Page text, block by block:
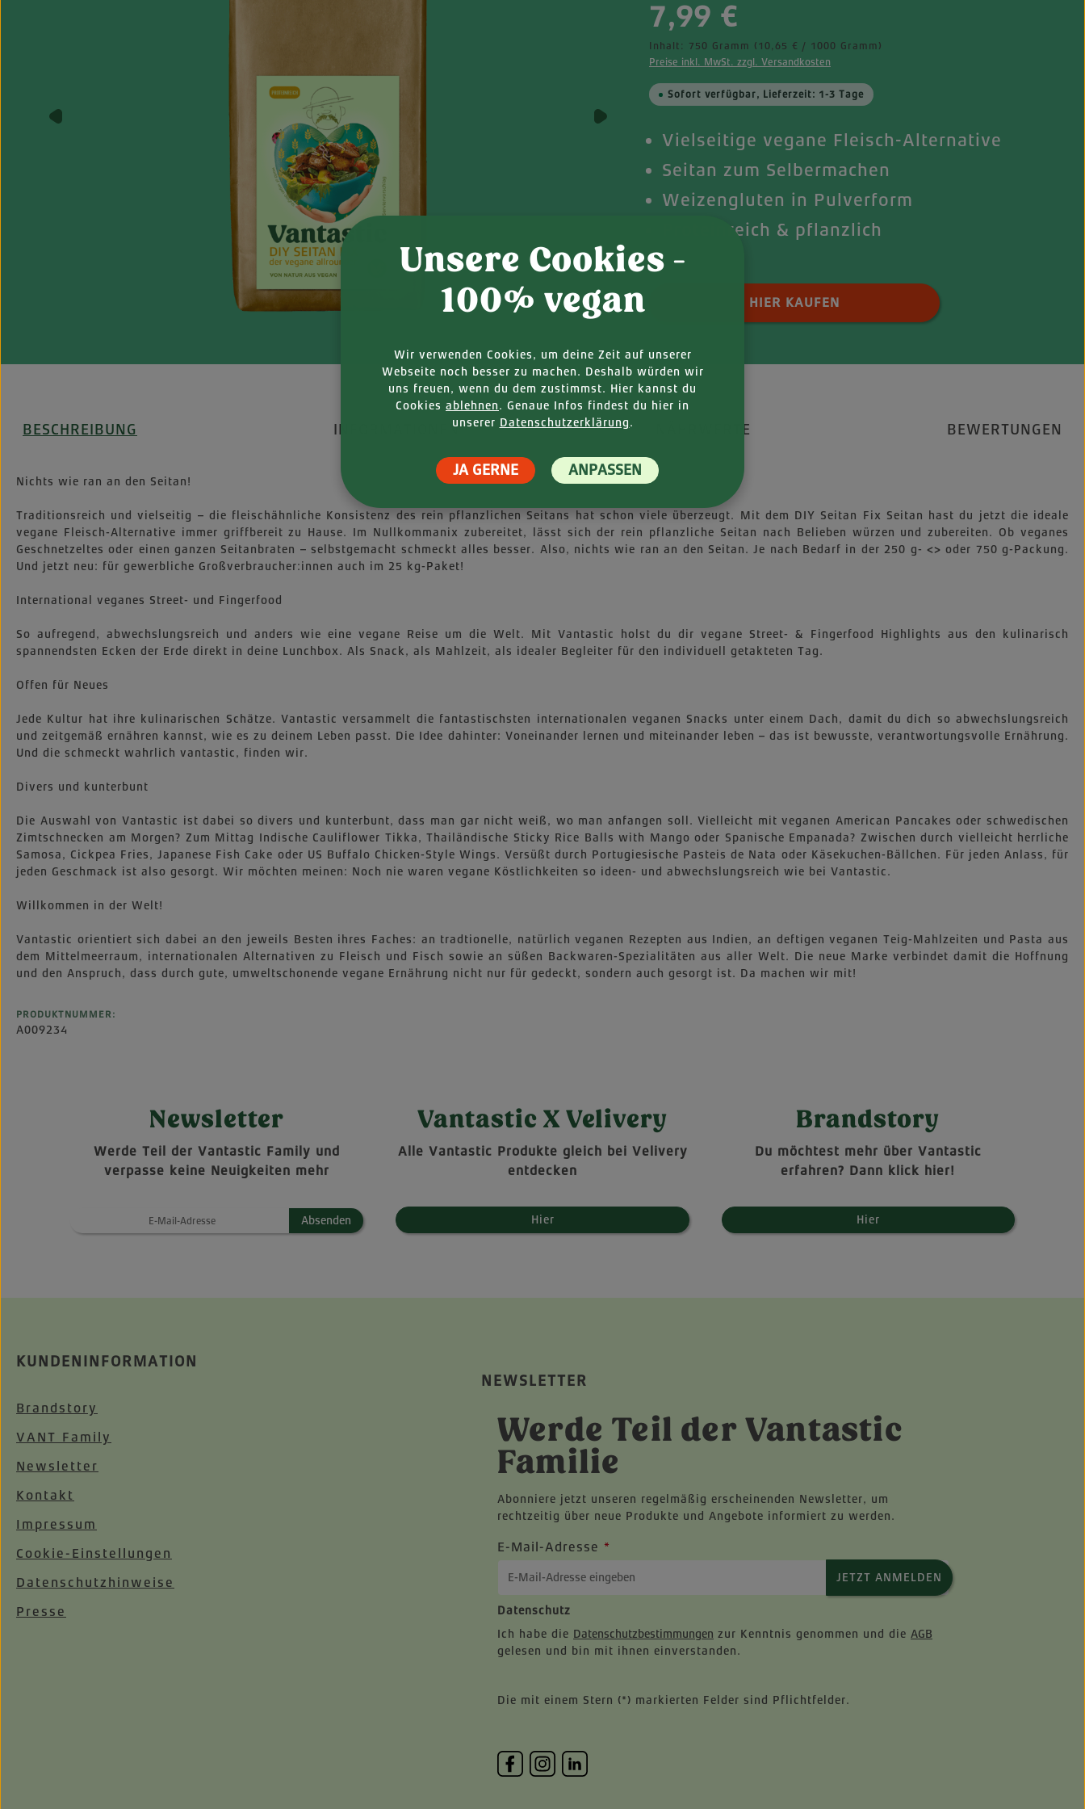
7,99 €
Inhalt: 750 Gramm (10,65 € / 1000 Gramm)
Preise inkl. MwSt. zzgl. Versandkosten
Vielseitige vegane Fleisch-Alternative
Seitan zum Selbermachen
Weizengluten in Pulverform
Proteinreich & pflanzlich
Sofort verfügbar, Lieferzeit: 1-3 Tage
Produkt Anzahl: Gib den gewünschten
HIER KAUFEN
BESCHREIBUNG INFORMATIONEN NÄHRWERTE BEWERTUNGEN
Nichts wie ran an den Seitan!
Traditionsreich und vielseitig – die fleischähnliche Konsistenz des rein pflanzlichen Seitans hat schon viele überzeugt. Mit dem DIY Seitan Fix Seitan hast du jetzt die ideale
vegane Fleisch-Alternative immer griffbereit zu Hause. Im Nullkommanix zubereitet, lässt sich der rein pflanzliche Seitan nach Belieben würzen und zubereiten. Ob veganes
Geschnetzeltes oder einen ganzen Seitanbraten – selbstgemacht schmeckt alles besser. Also, nichts wie ran an den Seitan. Je nach Bedarf in der 250 g- <> oder 750 g-Packung.
Und jetzt neu: für gewerbliche Großverbraucher:innen auch im 25 kg-Paket!
International veganes Street- und Fingerfood
So aufregend, abwechslungsreich und anders wie eine vegane Reise um die Welt. Mit Vantastic holst du dir vegane Street- & Fingerfood Highlights aus den kulinarisch
spannendsten Ecken der Erde direkt in deine Lunchbox. Als Snack, als Mahlzeit, als idealer Begleiter für den individuell getakteten Tag.
Offen für Neues
Jede Kultur hat ihre kulinarischen Schätze. Vantastic versammelt die fantastischsten internationalen veganen Snacks unter einem Dach, damit du dich so abwechslungsreich
und zeitgemäß ernähren kannst, wie es zu deinem Leben passt. Die Idee dahinter: Voneinander lernen und miteinander leben – das ist bewusste, verantwortungsvolle Ernährung.
Und die schmeckt wahrlich vantastic, finden wir.
Divers und kunterbunt
Die Auswahl von Vantastic ist dabei so divers und kunterbunt, dass man gar nicht weiß, wo man anfangen soll. Vielleicht mit veganen American Pancakes oder schwedischen
Zimtschnecken am Morgen? Zum Mittag Indische Cauliflower Tikka, Thailändische Sticky Rice Balls with Mango oder Spanische Empanada? Zwischen durch vielleicht herrliche
Samosa, Cickpea Fries, Japanese Fish Cake oder US Buffalo Chicken-Style Wings. Versüßt durch Portugiesische Pasteis de Nata oder Käsekuchen-Bällchen. Für jeden Anlass, für
jeden Geschmack ist also gesorgt. Wir möchten meinen: Noch nie waren vegane Köstlichkeiten so ideen- und abwechslungsreich wie bei Vantastic.
Willkommen in der Welt!
Vantastic orientiert sich dabei an den jeweils Besten ihres Faches: an tradtionelle, natürlich veganen Rezepten aus Indien, an deftigen veganen Teig-Mahlzeiten und Pasta aus
dem Mittelmeerraum, internationalen Alternativen zu Fleisch und Fisch sowie an süßen Backwaren-Spezialitäten aus aller Welt. Die neue Marke verbindet damit die Hoffnung
und den Anspruch, dass durch gute, umweltschonende vegane Ernährung nicht nur für gedeckt, sondern auch gesorgt ist. Da machen wir mit!
PRODUKTNUMMER:
A009234
Newsletter
Werde Teil der Vantastic Family und
verpasse keine Neuigkeiten mehr
Absenden
Vantastic X Velivery
Alle Vantastic Produkte gleich bei Velivery
entdecken
Hier
Brandstory
Du möchtest mehr über Vantastic
erfahren? Dann klick hier!
Hier
KUNDENINFORMATION
Brandstory
VANT Family
Newsletter
Kontakt
Impressum
Cookie-Einstellungen
Datenschutzhinweise
Presse
NEWSLETTER
Werde Teil der Vantastic
Familie
Abonniere jetzt unseren regelmäßig erscheinenden Newsletter, um
rechtzeitig über neue Produkte und Angebote informiert zu werden.
E-Mail-Adresse *
JETZT ANMELDEN
Datenschutz
Ich habe die Datenschutzbestimmungen zur Kenntnis genommen und die AGB
gelesen und bin mit ihnen einverstanden.
Die mit einem Stern (*) markierten Felder sind Pflichtfelder.
Unsere Cookies -
100% vegan
Wir verwenden Cookies, um deine Zeit auf unserer
Webseite noch besser zu machen. Deshalb würden wir
uns freuen, wenn du dem zustimmst. Hier kannst du
Cookies ablehnen. Genaue Infos findest du hier in
unserer Datenschutzerklärung.
ANPASSEN
JA GERNE